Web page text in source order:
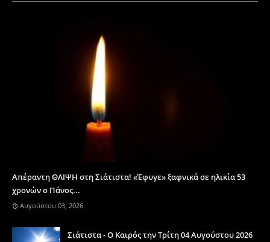
Απέραντη ΘΛΙΨΗ στη Σιάτιστα! «Έφυγε» ξαφνικά σε ηλικία 53
χρονών ο Πάνος...
Αυγούστου 03, 2026
Σιάτιστα - Ο Καιρός την Τρίτη 04 Αυγούστου 2026